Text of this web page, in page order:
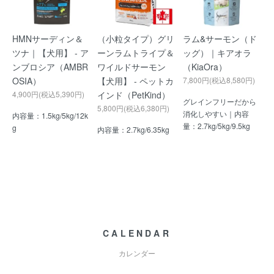
HMNサーディン＆
ツナ｜【犬用】 - ア
ンブロシア（AMBR
OSIA）
4,900円(税込5,390円)
内容量：1.5kg/5kg/12k
g
（小粒タイプ）グリ
ーンラムトライプ＆
ワイルドサーモン
【犬用】 - ペットカ
インド（PetKind）
5,800円(税込6,380円)
内容量：2.7kg/6.35kg
ラム&サーモン（ド
ッグ）｜キアオラ
（KiaOra）
7,800円(税込8,580円)
グレインフリーだから
消化しやすい｜内容
量：2.7kg/5kg/9.5kg
CALENDAR
カレンダー